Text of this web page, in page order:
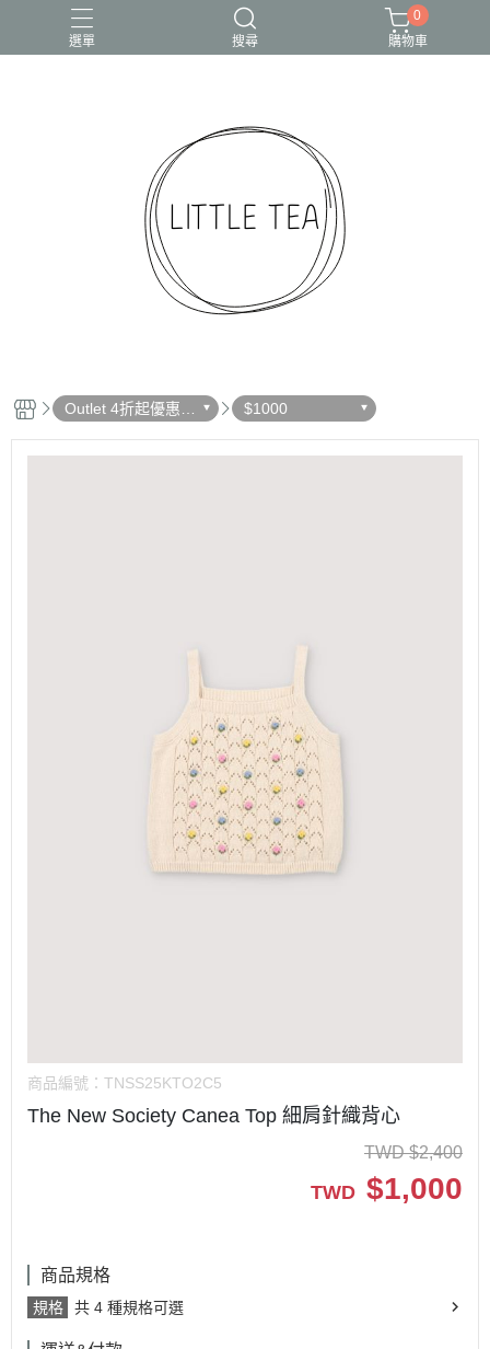
選單 搜尋
0
購物車
Outlet 4折起優惠出
清
$1000
商品編號： TNSS25KTO2C5
The New Society Canea Top 細肩針織背心
TWD $2,400
TWD $1,000
商品規格
規格 共 4 種規格可選